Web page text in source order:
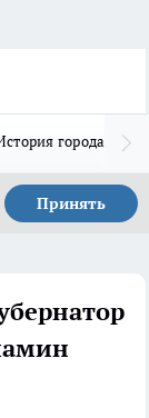
города Н
Принять